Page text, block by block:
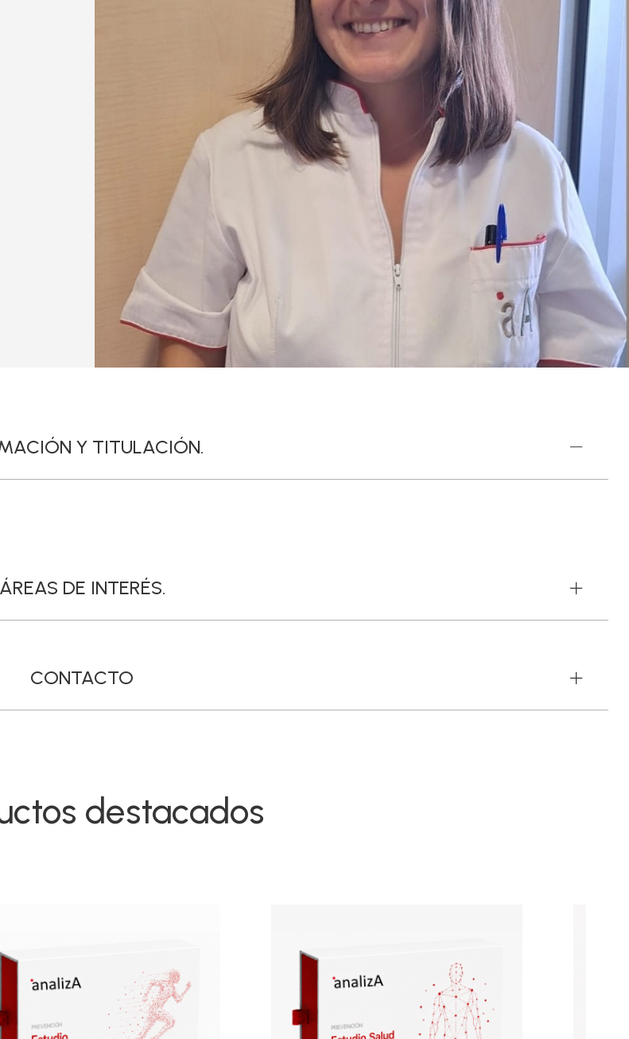
Y TITULACIÓN.
ÁREAS DE INTERÉS.
CONTACTO
destacados